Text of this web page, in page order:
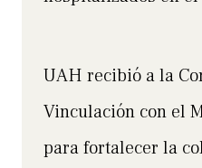
UAH recibió a la
Vinculación con el
para fortalecer la